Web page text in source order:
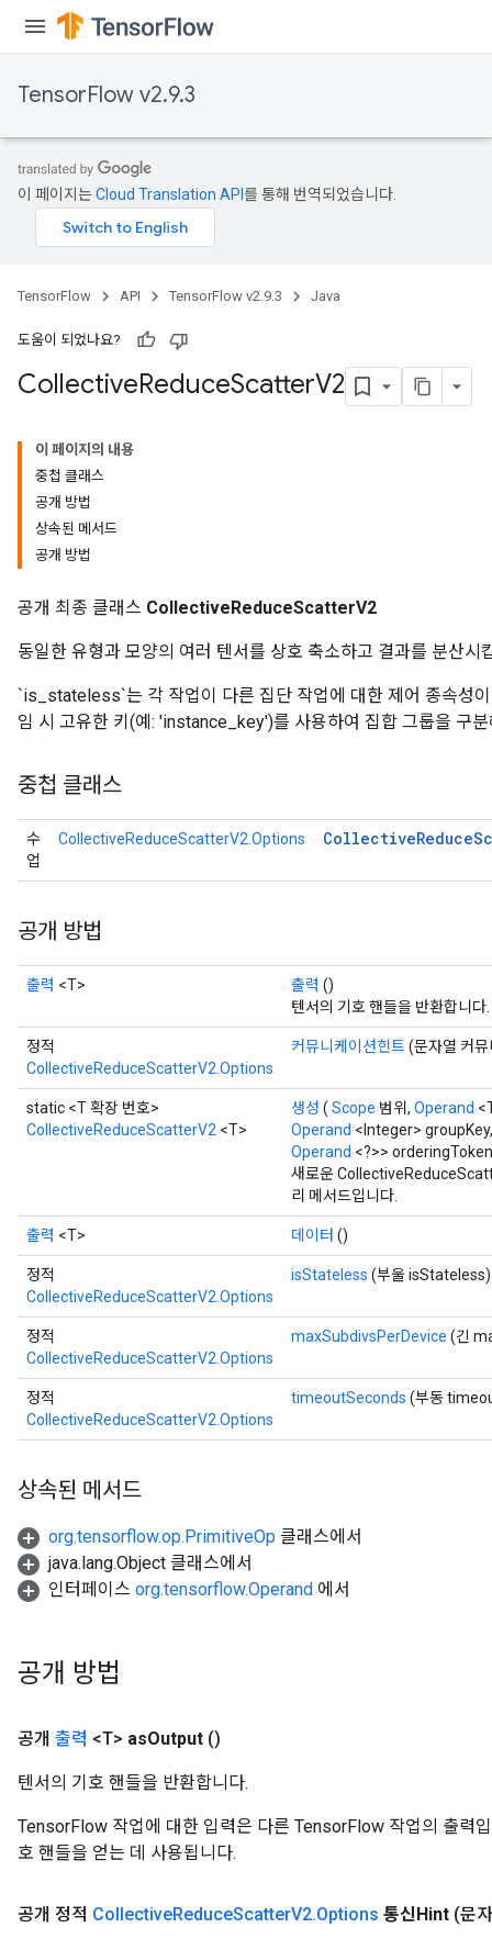
TensorFlow v2.9.3
이 페이지는Cloud Translation API 를 통해 번역되었습니다.
TensorFlow API TensorFlow v2.9.3 Java
도움이 되었나요?
CollectiveReduceScatterV2
이 페이지의 내용
중첩 클래스
공개 방법
상속된 메서드
공개 방법
공개 최종 클래스 CollectiveReduceScatterV2
동일한 유형과 모양의 여러 텐서를 상호 축소하고 결과를 분산시
`is_stateless`는 각 작업이 다른 집단 작업에 대한 제어 종속성
임 시 고유한 키(예: 'instance_key')를 사용하여 집합 그룹을 구
중첩 클래스
수
업
CollectiveReduceScatterV2.Options CollectiveReduce
공개 방법
출력 <T> 출력 ()
텐서의 기호 핸들을 반환합니다.
정적
CollectiveReduceScatterV2.Options
커뮤니케이션힌트(문자열 커
static <T 확장 번호>
CollectiveReduceScatterV2 <T>
생성 ( Scope 범위, Operand
Operand <Integer>
Operand <?>>
새로운
리 메서드입니다.
출력 <T> 데이터 ()
정적
CollectiveReduceScatterV2.Options
isStateless (부울 isStateless)
정적
CollectiveReduceScatterV2.Options
maxSubdivsPerDevice (긴
정적
CollectiveReduceScatterV2.Options
timeoutSeconds (부동
상속된 메서드
org.tensorflow.op.PrimitiveOp 클래스에서
java.lang.Object 클래스에서
인터페이스 org.tensorflow.Operand 에서
공개 방법
공개 출력 <T> asOutput ()
텐서의 기호 핸들을 반환합니다.
TensorFlow 작업에 대한 입력은 다른 TensorFlow 작업의 출력
호 핸들을 얻는 데 사용됩니다.
공개 정적 CollectiveReduceScatterV2.Options 통신Hint (문